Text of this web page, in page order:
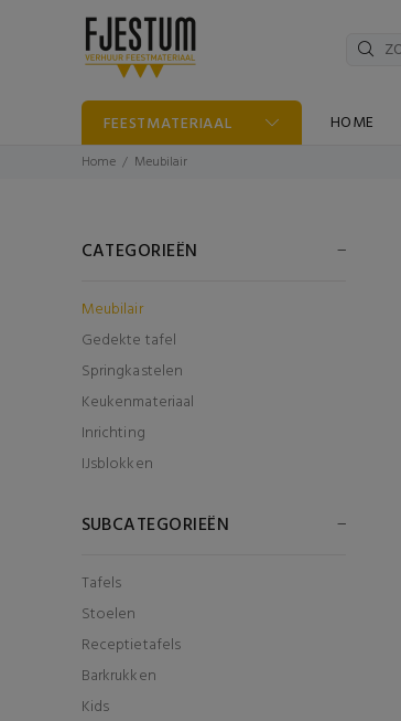
FEESTMATERIAAL HOME
Home Meubilair
CATEGORIEËN
Meubilair
Gedekte tafel
Springkastelen
Keukenmateriaal
Inrichting
IJsblokken
SUBCATEGORIEËN
Tafels
Stoelen
Receptietafels
Barkrukken
Kids